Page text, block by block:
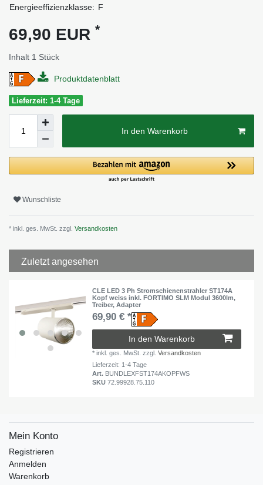
Energieeffizienzklasse: F
69,90 EUR *
Inhalt 1 Stück
Produktdatenblatt
Lieferzeit: 1-4 Tage
In den Warenkorb
Wunschliste
* inkl. ges. MwSt. zzgl. Versandkosten
Zuletzt angesehen
CLE LED 3 Ph Stromschienenstrahler ST174A
Kopf weiss inkl. FORTIMO SLM Modul 3600lm,
Treiber, Adapter
69,90 € *
In den Warenkorb
*inkl. ges. MwSt. zzgl.Versandkosten
Lieferzeit: 1-4 Tage
Art. BUNDLEXFST174AKOPFWS
SKU72.99928.75.110
Mein Konto
Registrieren
Anmelden
Warenkorb